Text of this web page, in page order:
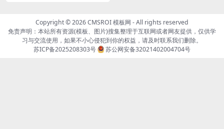
Copyright © 2026CMSROI 模板网 - All rights reserved
免责声明：本站所有资源(模板、图片)搜集整理于互联网或者网友提供，仅供学
习与交流使用，如果不小心侵犯到你的权益，请及时联系我们删除。
苏ICP备2025208303号
苏公网安备32021402004704号